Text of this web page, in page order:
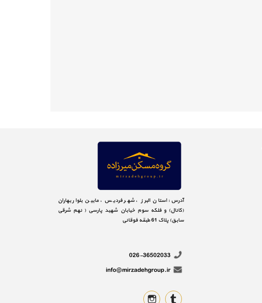
آدرس: استان البرز ، شهر فردیس ، مابین بلوار بهاران
(کانال) و فلکه سوم خیابان شهید پارسی ( نهم شرقی
سابق) پلاک 61 طبقه فوقانی
026-36502033
info@mirzadehgroup.ir